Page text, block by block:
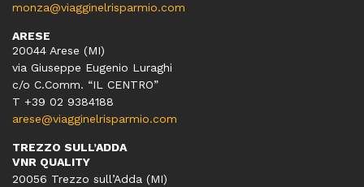
monza@viagginelrisparmio.com
ARESE
20044 Arese (MI)
via Giuseppe Eugenio Luraghi
c/o C.Comm. “IL CENTRO”
T +39 02 9384188
arese@viagginelrisparmio.com
TREZZO SULL’ADDA
VNR QUALITY
20056 Trezzo sull’Adda (MI)